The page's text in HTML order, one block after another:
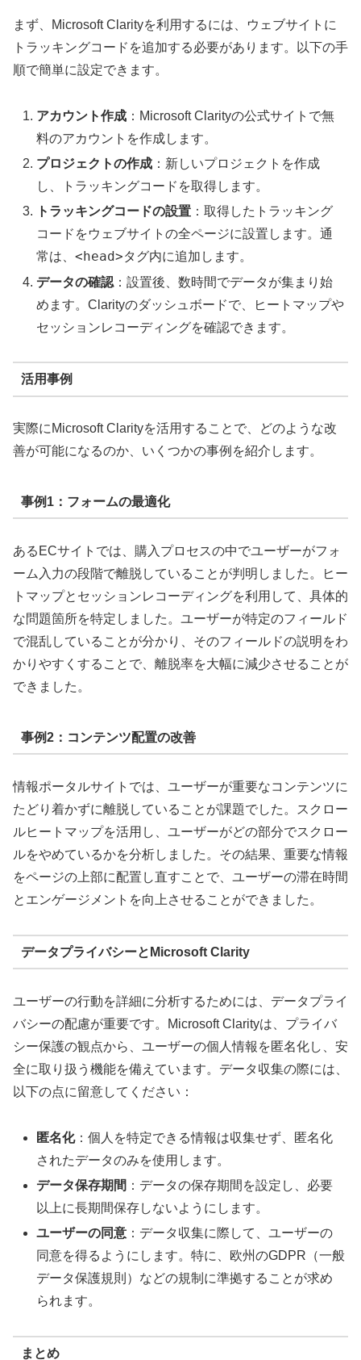
まず、Microsoft Clarityを利用するには、ウェブサイトに
トラッキングコードを追加する必要があります。以下の手
順で簡単に設定できます。
アカウント作成 ：Microsoft Clarityの公式サイトで無
料のアカウントを作成します。
プロジェクトの作成 ：新しいプロジェクトを作成
し、トラッキングコードを取得します。
トラッキングコードの設置 ：取得したトラッキング
コードをウェブサイトの全ページに設置します。通
常は、<head>タグ内に追加します。
データの確認 ：設置後、数時間でデータが集まり始
めます。Clarityのダッシュボードで、ヒートマップや
セッションレコーディングを確認できます。
活用事例
実際にMicrosoft Clarityを活用することで、どのような改
善が可能になるのか、いくつかの事例を紹介します。
事例1：フォームの最適化
あるECサイトでは、購入プロセスの中でユーザーがフォ
ーム入力の段階で離脱していることが判明しました。ヒー
トマップとセッションレコーディングを利用して、具体的
な問題箇所を特定しました。ユーザーが特定のフィールド
で混乱していることが分かり、そのフィールドの説明をわ
かりやすくすることで、離脱率を大幅に減少させることが
できました。
事例2：コンテンツ配置の改善
情報ポータルサイトでは、ユーザーが重要なコンテンツに
たどり着かずに離脱していることが課題でした。スクロー
ルヒートマップを活用し、ユーザーがどの部分でスクロー
ルをやめているかを分析しました。その結果、重要な情報
をページの上部に配置し直すことで、ユーザーの滞在時間
とエンゲージメントを向上させることができました。
データプライバシーとMicrosoft Clarity
ユーザーの行動を詳細に分析するためには、データプライ
バシーの配慮が重要です。Microsoft Clarityは、プライバ
シー保護の観点から、ユーザーの個人情報を匿名化し、安
全に取り扱う機能を備えています。データ収集の際には、
以下の点に留意してください：
匿名化：個人を特定できる情報は収集せず、匿名化
されたデータのみを使用します。
データ保存期間 ：データの保存期間を設定し、必要
以上に長期間保存しないようにします。
ユーザーの同意 ：データ収集に際して、ユーザーの
同意を得るようにします。特に、欧州のGDPR（一般
データ保護規則）などの規制に準拠することが求め
られます。
まとめ